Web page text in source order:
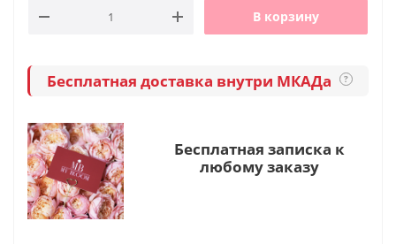
В корзину
Бесплатная доставка внутри МКАДа ?
Бесплатная записка к
любому заказу